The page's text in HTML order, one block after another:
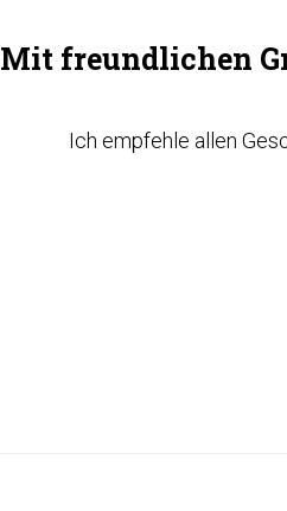
Mit freundlichen
Ich empfehle allen